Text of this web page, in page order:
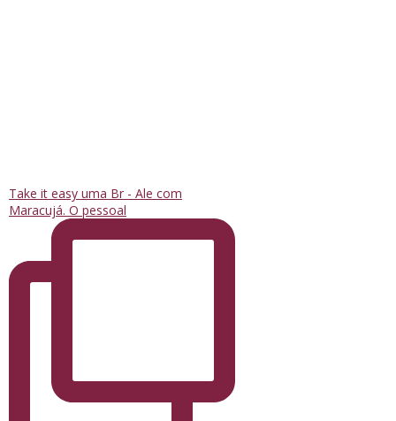
Take it easy uma Br - Ale com
Maracujá. O pessoal